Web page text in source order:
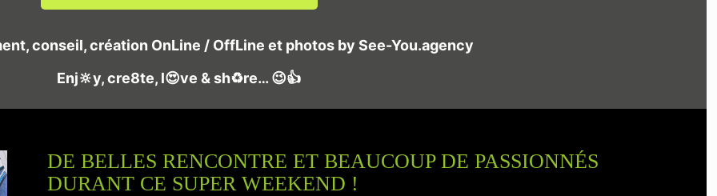
conseil, création OnLine / OffLine et photos by See-You.agency
Enj🔆y, cre8te, l😍ve & sh♻️re… 😉👍
DE BELLES RENCONTRE ET BEAUCOUP DE PASSIONNÉS
DURANT CE SUPER WEEKEND !